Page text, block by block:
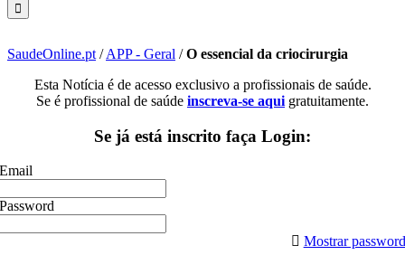
SaudeOnline.pt /APP - Geral /O essencial da criocirurgia
Esta Notícia é de acesso exclusivo a profissionais de saúde.
Se é profissional de saúde inscreva-se aqui gratuitamente.
Se já está inscrito faça Login:
Email
Password
Mostrar password